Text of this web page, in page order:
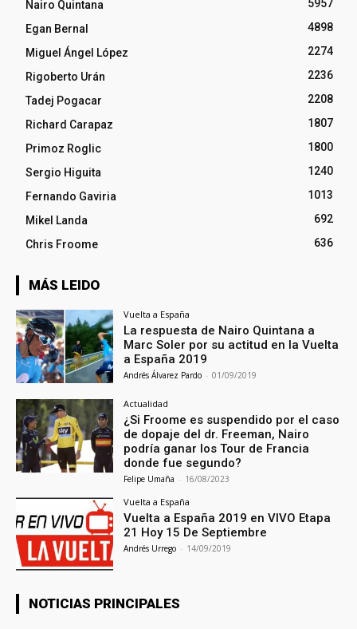
Nairo Quintana
5957
Egan Bernal
4898
Miguel Ángel López
2274
Rigoberto Urán
2236
Tadej Pogacar
2208
Richard Carapaz
1807
Primoz Roglic
1800
Sergio Higuita
1240
Fernando Gaviria
1013
Mikel Landa
692
Chris Froome
636
MÁS LEIDO
Vuelta a España
La respuesta de Nairo Quintana a
Marc Soler por su actitud en la Vuelta
a España 2019
Andrés Álvarez Pardo - 01/09/2019
Actualidad
¿Si Froome es suspendido por el caso
de dopaje del dr. Freeman, Nairo
podría ganar los Tour de Francia
donde fue segundo?
Felipe Umaña - 16/08/2023
Vuelta a España
Vuelta a España 2019 en VIVO Etapa
21 Hoy 15 De Septiembre
Andrés Urrego - 14/09/2019
NOTICIAS PRINCIPALES